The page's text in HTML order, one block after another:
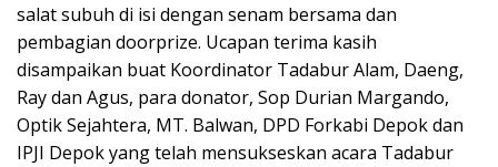
salat subuh di isi dengan senam bersama dan
pembagian doorprize. Ucapan terima kasih
disampaikan buat Koordinator Tadabur Alam, Daeng,
Ray dan Agus, para donator, Sop Durian Margando,
Optik Sejahtera, MT. Balwan, DPD Forkabi Depok dan
IPJI Depok yang telah mensukseskan acara Tadabur